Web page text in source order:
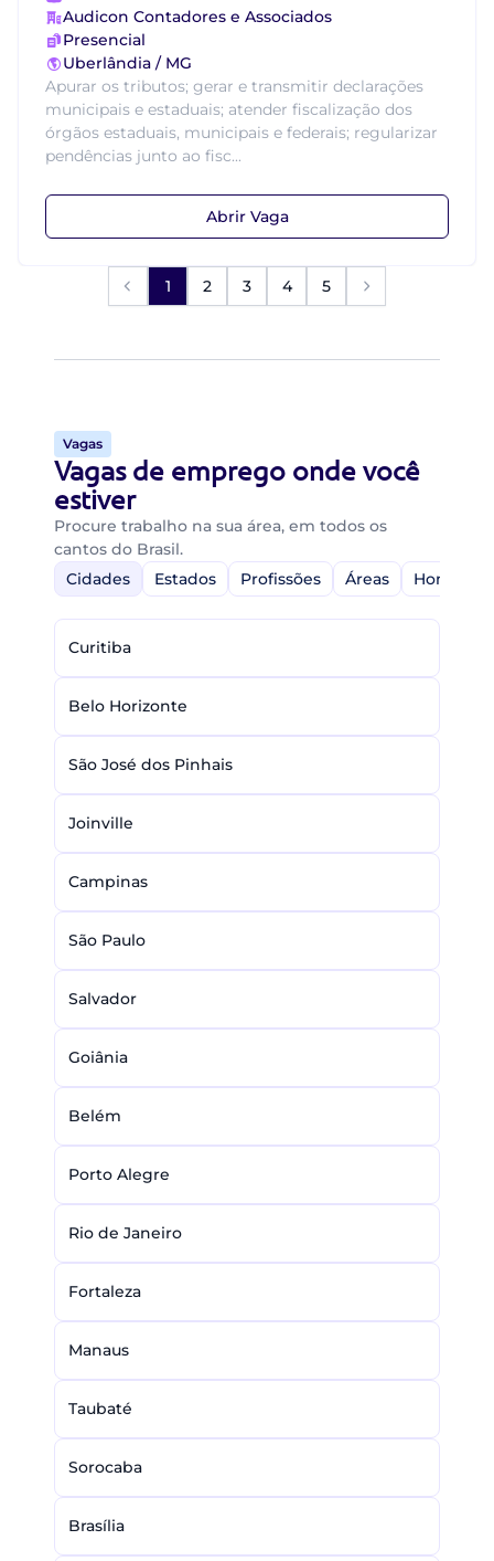
Audicon Contadores e Associados
Presencial
Uberlândia / MG
Apurar os tributos; gerar e transmitir declarações
municipais e estaduais; atender fiscalização dos
órgãos estaduais, municipais e federais; regularizar
pendências junto ao fisc...
Abrir Vaga
1 2 3 4 5
Vagas
Vagas de emprego onde você
estiver
Procure trabalho na sua área, em todos os
cantos do Brasil.
Cidades
Estados Profissões Áreas Home-
Curitiba
Belo Horizonte
São José dos Pinhais
Joinville
Campinas
São Paulo
Salvador
Goiânia
Belém
Porto Alegre
Rio de Janeiro
Fortaleza
Manaus
Taubaté
Sorocaba
Brasília